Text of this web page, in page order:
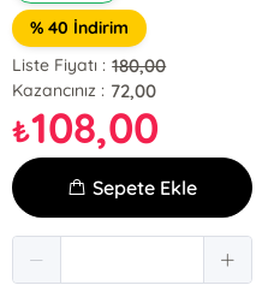
% 40 İndirim
Liste Fiyatı : 180,00
Kazancınız : 72,00
₺108,00
Sepete Ekle